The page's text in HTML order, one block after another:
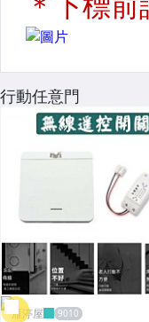
行動任意門
雁渟屋